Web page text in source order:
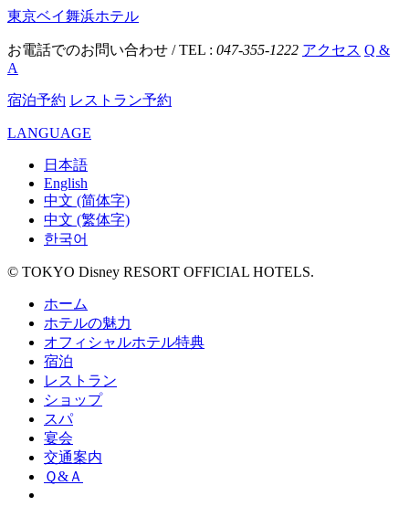
東京ベイ舞浜ホテル
お電話でのお問い合わせ / TEL : 047-355-1222 アクセス Q &
A
宿泊予約 レストラン予約
LANGUAGE
日本語
English
中文 (简体字)
中文 (繁体字)
한국어
© TOKYO Disney RESORT OFFICIAL HOTELS.
ホーム
ホテルの魅力
オフィシャルホテル特典
宿泊
レストラン
ショップ
スパ
宴会
交通案内
Ｑ&Ａ